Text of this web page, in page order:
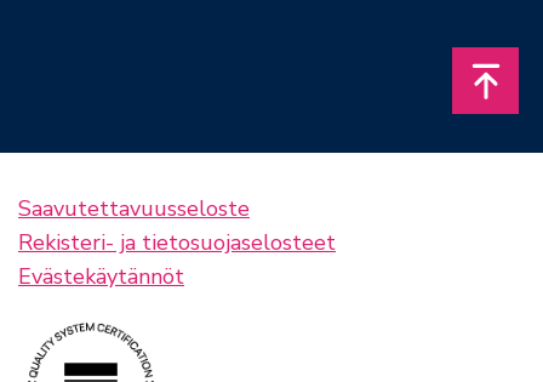
Saavutettavuusseloste
Rekisteri- ja tietosuojaselosteet
Evästekäytännöt